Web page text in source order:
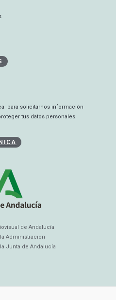
para solicitarnos información
tus datos personales.
de Andalucía
Administración
Junta de Andalucía